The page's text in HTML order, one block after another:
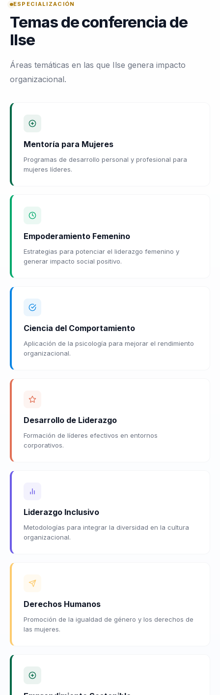
ESPECIALIZACIÓN
Temas de conferencia de
Ilse
Áreas temáticas en las que Ilse genera impacto
organizacional.
Mentoría para Mujeres
Programas de desarrollo personal y profesional para
mujeres líderes.
Empoderamiento Femenino
Estrategias para potenciar el liderazgo femenino y
generar impacto social positivo.
Ciencia del Comportamiento
Aplicación de la psicología para mejorar el rendimiento
organizacional.
Desarrollo de Liderazgo
Formación de líderes efectivos en entornos
corporativos.
Liderazgo Inclusivo
Metodologías para integrar la diversidad en la cultura
organizacional.
Derechos Humanos
Promoción de la igualdad de género y los derechos de
las mujeres.